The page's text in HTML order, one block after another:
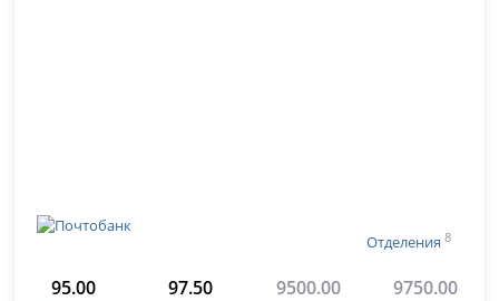
Отделения 8
95.00 97.50 9500.00 9750.00